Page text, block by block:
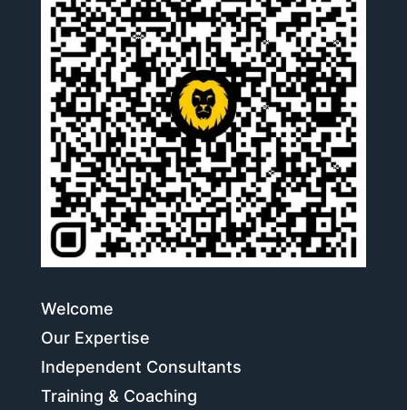
Welcome
Our Expertise
Independent Consultants
Training & Coaching